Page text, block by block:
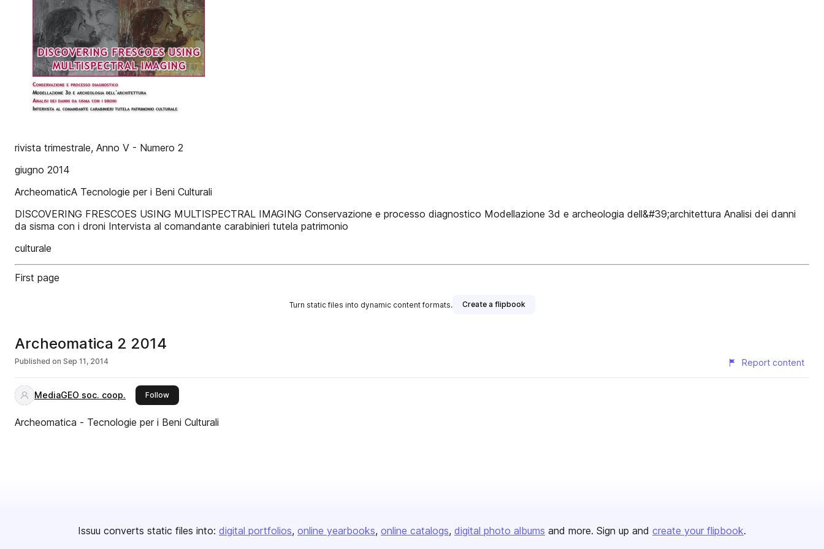
rivista trimestrale, Anno V - Numero 2
giugno 2014
ArcheomaticA Tecnologie per i Beni Culturali
DISCOVERING FRESCOES USING MULTISPECTRAL IMAGING Conservazione e processo diagnostico Modellazione 3d e archeologia dell&#39;architettura Analisi dei danni
da sisma con i droni Intervista al comandante carabinieri tutela patrimonio
culturale
First page
Turn static files into dynamic content formats. Create a flipbook
Archeomatica 2 2014
Published on Sep 11, 2014 Report content
MediaGEO soc. coop. Followthis publisher
Archeomatica - Tecnologie per i Beni Culturali
Issuu converts static files into: digital portfolios online yearbooks online catalogs digital photo albums and more. Sign up and create your flipbook.